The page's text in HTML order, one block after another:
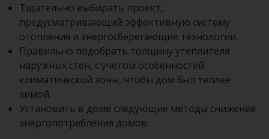
Тщательно выбирать проект,
предусматривающий эффективную систему
отопления и энергосберегающие технологии.
Правильно подобрать толщину утеплителя
наружных стен, с учетом особенностей
климатической зоны, чтобы дом был теплее
зимой.
Установить в доме следующие методы снижения
энергопотребления домов: